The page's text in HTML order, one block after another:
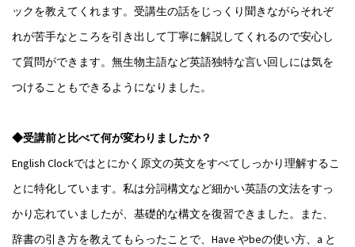
ックを教えてくれます。受講生の話をじっくり聞きながらそれぞ
れが苦手なところを引き出して丁寧に解説してくれるので安心し
て質問ができます。無生物主語など英語独特な言い回しには気を
つけることもできるようになりました。
◆受講前と比べて何が変わりましたか？
English Clockではとにかく原文の英文をすべてしっかり理解するこ
とに特化しています。私は分詞構文など細かい英語の文法をすっ
かり忘れていましたが、基礎的な構文を復習できました。また、
辞書の引き方を教えてもらったことで、Have やbeの使い方、a と